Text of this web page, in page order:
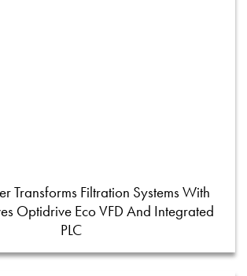
Transforms Filtration Systems With
Optidrive Eco VFD And Integrated
PLC